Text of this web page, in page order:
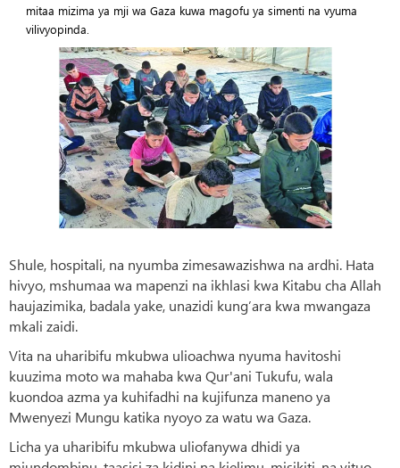
mitaa mizima ya mji wa Gaza kuwa magofu ya simenti na vyuma
vilivyopinda.
Shule, hospitali, na nyumba zimesawazishwa na ardhi. Hata
hivyo, mshumaa wa mapenzi na ikhlasi kwa Kitabu cha Allah
haujazimika, badala yake, unazidi kung’ara kwa mwangaza
mkali zaidi.
Vita na uharibifu mkubwa ulioachwa nyuma havitoshi
kuuzima moto wa mahaba kwa Qur'ani Tukufu, wala
kuondoa azma ya kuhifadhi na kujifunza maneno ya
Mwenyezi Mungu katika nyoyo za watu wa Gaza.
Licha ya uharibifu mkubwa uliofanywa dhidi ya